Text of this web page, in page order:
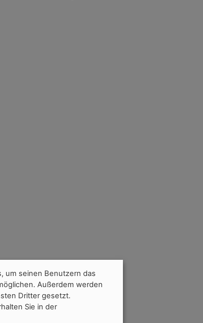
um seinen Benutzern das
Außerdem werden
Dritter gesetzt.
Sie in der